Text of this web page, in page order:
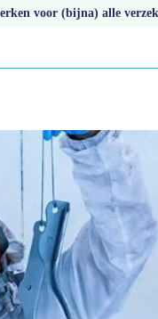
voor (bijna) alle